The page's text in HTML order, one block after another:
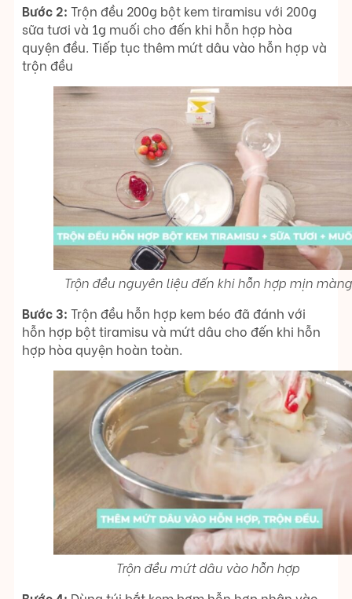
Bước 2: Trộn đều 200g bột kem tiramisu với 200g
sữa tươi và 1g muối cho đến khi hỗn hợp hòa
quyện đều. Tiếp tục thêm mứt dâu vào hỗn hợp và
trộn đều
Trộn đều nguyên liệu đến khi hỗn hợp mịn màng
Bước 3: Trộn đều hỗn hợp kem béo đã đánh với
hỗn hợp bột tiramisu và mứt dâu cho đến khi hỗn
hợp hòa quyện hoàn toàn.
Trộn đều mứt dâu vào hỗn hợp